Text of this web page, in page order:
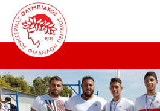
Skip to main content